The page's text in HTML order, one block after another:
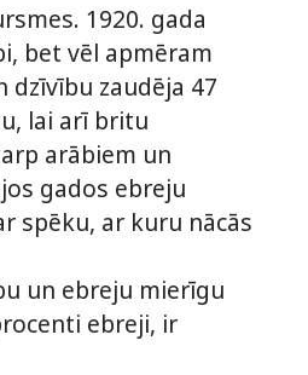
1920. gada
bet vēl apmēram
dzīvību zaudēja 47
lai arī britu
arābiem un
gados ebreju
spēku, ar kuru nācās
un ebreju mierīgu
ebreji, ir